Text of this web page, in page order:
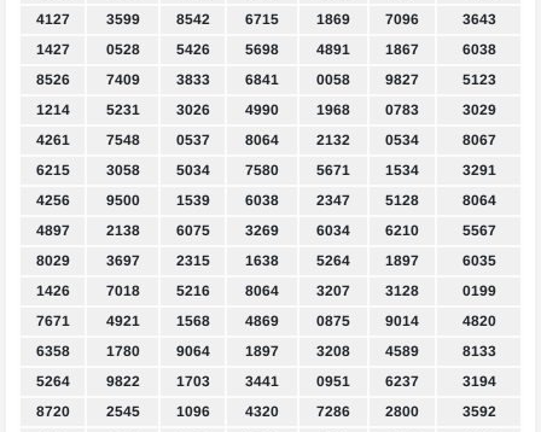
4127
3599 8542 6715 1869 7096
3643
1427
0528 5426 5698 4891 1867
6038
8526
7409 3833 6841 0058 9827
5123
1214
5231 3026 4990 1968 0783
3029
4261
7548 0537 8064 2132 0534
8067
6215
3058 5034 7580 5671 1534
3291
4256
9500 1539 6038 2347 5128
8064
4897
2138 6075 3269 6034 6210
5567
8029
3697 2315 1638 5264 1897
6035
1426
7018 5216 8064 3207 3128
0199
7671
4921 1568 4869 0875 9014
4820
6358
1780 9064 1897 3208 4589
8133
5264
9822 1703 3441 0951 6237
3194
8720
2545 1096 4320 7286 2800
3592